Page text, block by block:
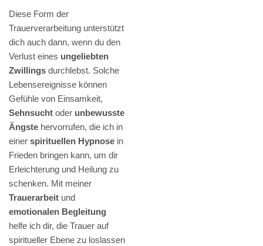
Diese Form der
Trauerverarbeitung unterstützt
dich auch dann, wenn du den
Verlust eines ungeliebten
Zwillings durchlebst. Solche
Lebensereignisse können
Gefühle von Einsamkeit,
Sehnsucht oder unbewusste
Ängste hervorrufen, die ich in
einer spirituellen Hypnose in
Frieden bringen kann, um dir
Erleichterung und Heilung zu
schenken. Mit meiner
Trauerarbeit und
emotionalen Begleitung
helfe ich dir, die Trauer auf
spiritueller Ebene zu loslassen